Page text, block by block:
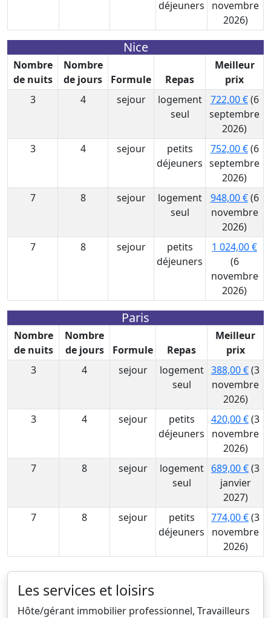
déjeuners
novembre
2026)
Nice
Nombre
de nuits
Nombre
de jours
Formule Repas
Meilleur
prix
3
4 sejour
logement
seul
722,00 €(6
septembre
2026)
3
4 sejour
petits
déjeuners
752,00 €(6
septembre
2026)
7
8 sejour
logement
seul
948,00 €(6
novembre
2026)
7
8 sejour
petits
déjeuners
1 024,00 €
(6
novembre
2026)
Paris
Nombre
de nuits
Nombre
de jours
Formule Repas
Meilleur
prix
3
4 sejour
logement
seul
388,00 €(3
novembre
2026)
3
4 sejour
petits
déjeuners
420,00 €(3
novembre
2026)
7
8 sejour
logement
seul
689,00 €(3
janvier
2027)
7
8 sejour
petits
déjeuners
774,00 €(3
novembre
2026)
Les services et loisirs
Hôte/gérant immobilier professionnel, Travailleurs